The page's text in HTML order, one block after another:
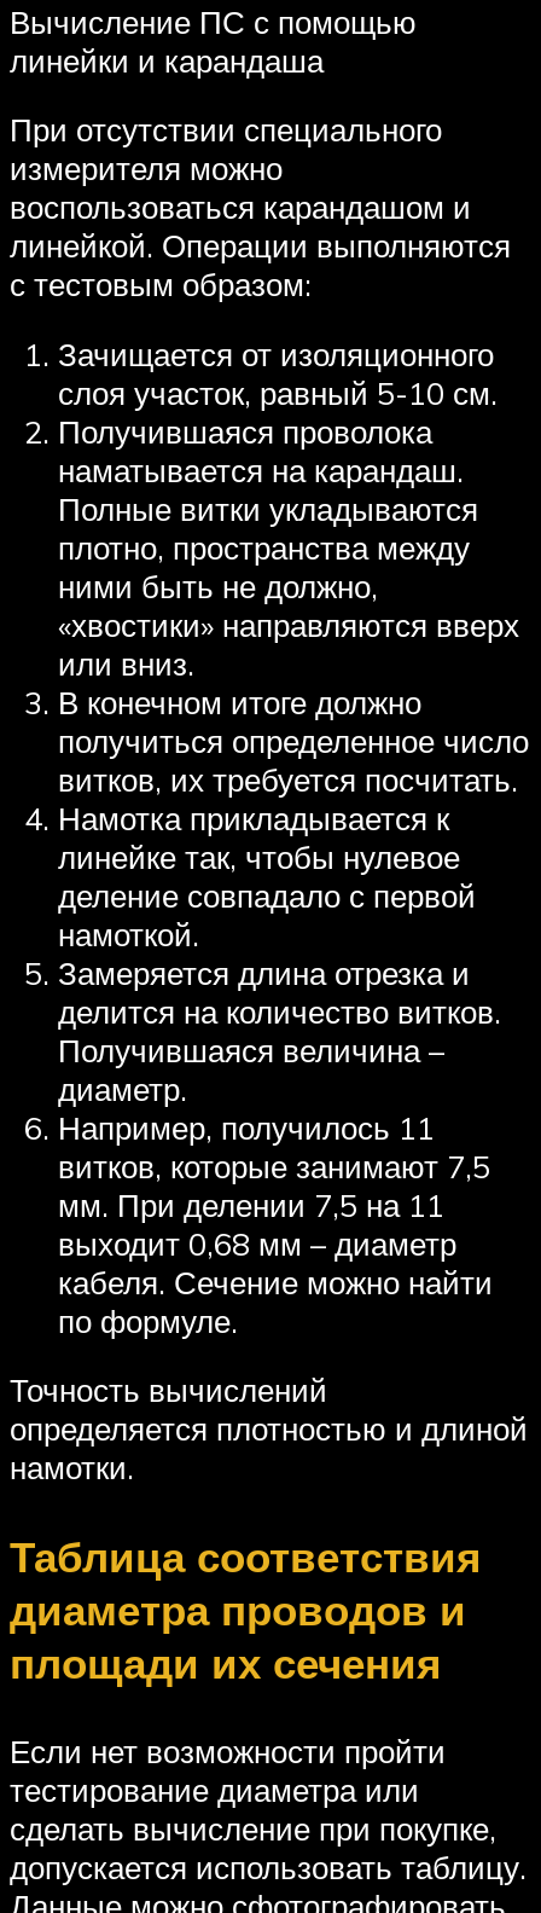
Вычисление ПС с помощью
линейки и карандаша
При отсутствии специального
измерителя можно
воспользоваться карандашом и
линейкой. Операции выполняются
с тестовым образом:
Зачищается от изоляционного
слоя участок, равный 5-10 см.
Получившаяся проволока
наматывается на карандаш.
Полные витки укладываются
плотно, пространства между
ними быть не должно,
«хвостики» направляются вверх
или вниз.
В конечном итоге должно
получиться определенное число
витков, их требуется посчитать.
Намотка прикладывается к
линейке так, чтобы нулевое
деление совпадало с первой
намоткой.
Замеряется длина отрезка и
делится на количество витков.
Получившаяся величина –
диаметр.
Например, получилось 11
витков, которые занимают 7,5
мм. При делении 7,5 на 11
выходит 0,68 мм – диаметр
кабеля. Сечение можно найти
по формуле.
Точность вычислений
определяется плотностью и длиной
намотки.
Таблица соответствия
диаметра проводов и
площади их сечения
Если нет возможности пройти
тестирование диаметра или
сделать вычисление при покупке,
допускается использовать таблицу.